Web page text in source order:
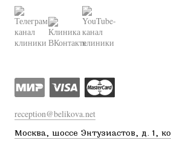
reception@belikova.net
Москва, шоссе Энтузиастов, д. 1,